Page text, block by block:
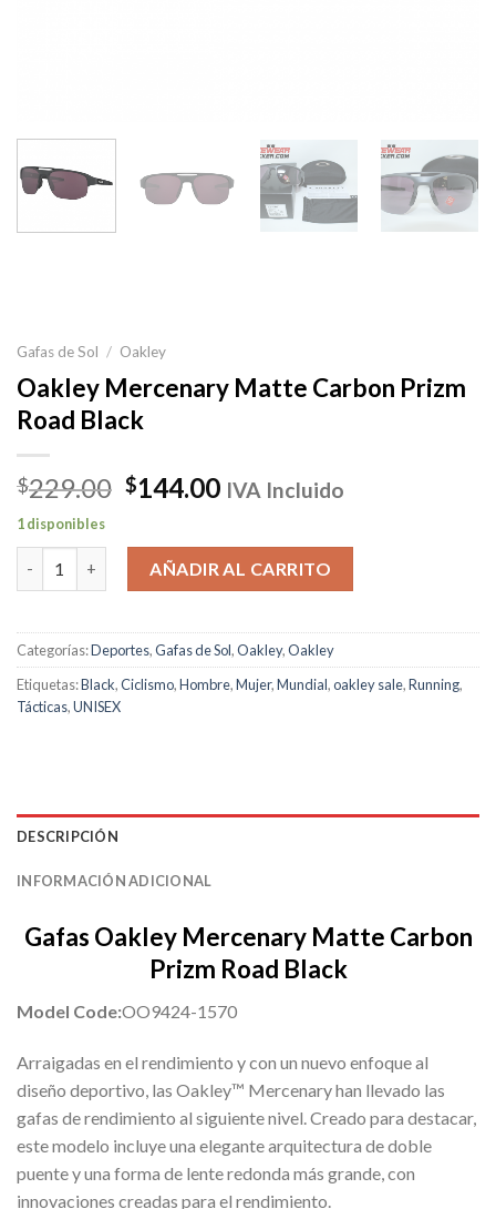
Gafas de Sol / Oakley
Oakley Mercenary Matte Carbon Prizm
Road Black
$229.00 El
original
era:
$229.00.
$144.00El
actual
es:
$144.00.
IVA Incluido
1 disponibles
Oakley Mercenary Matte Carbon Prizm Road Black cantidad
AÑADIR AL CARRITO
Categorías:Deportes,Gafas de Sol,Oakley,Oakley
Etiquetas:Black,Ciclismo,Hombre,Mujer,Mundial,oakley sale,Running,
Tácticas,UNISEX
DESCRIPCIÓN
INFORMACIÓN ADICIONAL
Gafas Oakley Mercenary Matte Carbon
Prizm Road Black
Model Code:OO9424-1570
Arraigadas en el rendimiento y con un nuevo enfoque al
diseño deportivo, las Oakley™ Mercenary han llevado las
gafas de rendimiento al siguiente nivel. Creado para destacar,
este modelo incluye una elegante arquitectura de doble
puente y una forma de lente redonda más grande, con
innovaciones creadas para el rendimiento.